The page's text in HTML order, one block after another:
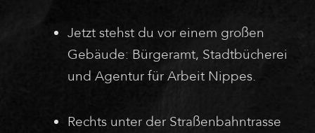
Jetzt stehst du vor einem großen
Gebäude: Bürgeramt, Stadtbücherei
und Agentur für Arbeit Nippes.
Rechts unter der Straßenbahntrasse